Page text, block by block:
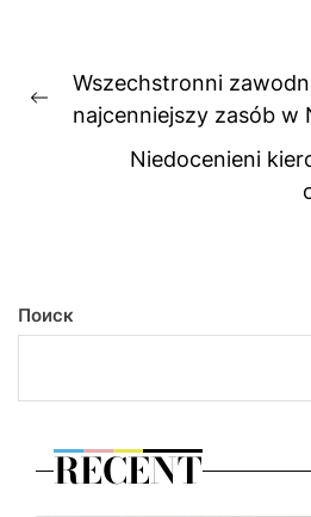
Навигация
по
записям
Previous
Wszechstronni
najcenniejszy zasób w
Niedocenieni
Поиск
RECENT